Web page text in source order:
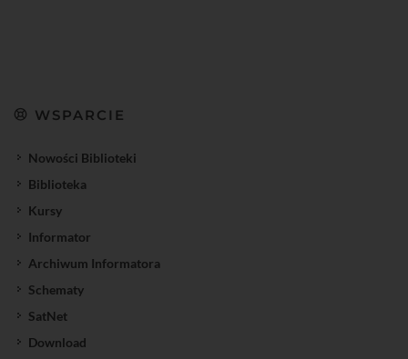
WSPARCIE
Nowości Biblioteki
Biblioteka
Kursy
Informator
Archiwum Informatora
Schematy
SatNet
Download